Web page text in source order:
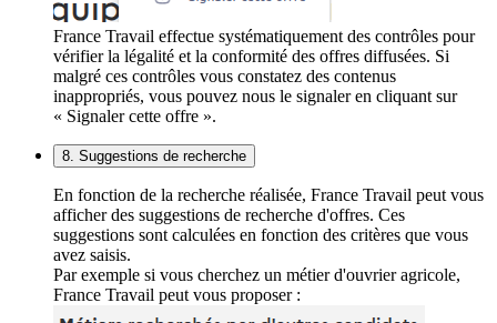
France Travail effectue systématiquement des contrôles pour
vérifier la légalité et la conformité des offres diffusées. Si
malgré ces contrôles vous constatez des contenus
inappropriés, vous pouvez nous le signaler en cliquant sur
« Signaler cette offre ».
8. Suggestions de recherche
En fonction de la recherche réalisée, France Travail peut vous
afficher des suggestions de recherche d'offres. Ces
suggestions sont calculées en fonction des critères que vous
avez saisis.
Par exemple si vous cherchez un métier d'ouvrier agricole,
France Travail peut vous proposer :